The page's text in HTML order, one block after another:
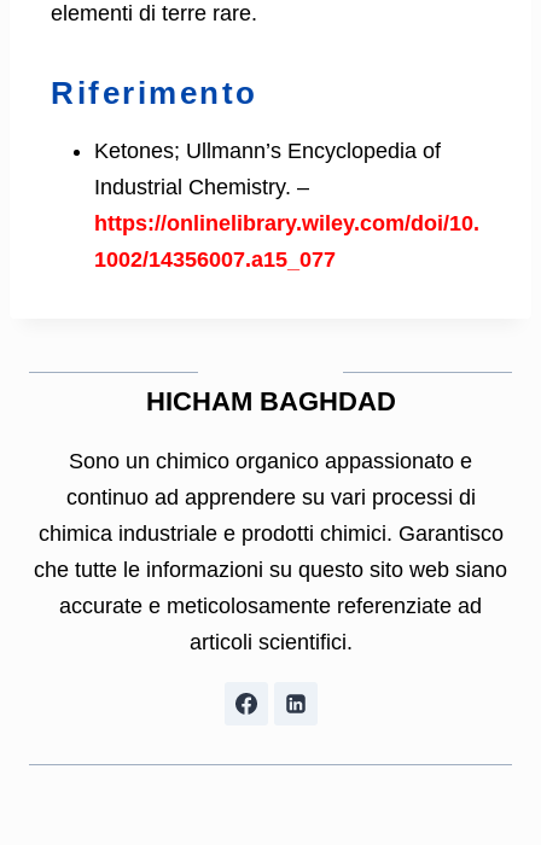
elementi di terre rare.
Riferimento
Ketones; Ullmann’s Encyclopedia of
Industrial Chemistry. –
https://onlinelibrary.wiley.com/doi/10.
1002/14356007.a15_077
HICHAM BAGHDAD
Sono un chimico organico appassionato e
continuo ad apprendere su vari processi di
chimica industriale e prodotti chimici. Garantisco
che tutte le informazioni su questo sito web siano
accurate e meticolosamente referenziate ad
articoli scientifici.